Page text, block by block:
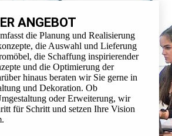
ANGEBOT
die Planung und Realisierung
die Aus­wahl und Lieferung
die Schaffung inspirierender
und die Optimierung der
hinaus beraten wir Sie gerne in
und Dekoration. Ob
oder Erweite­rung, wir
für Schritt und setzen Ihre Vision